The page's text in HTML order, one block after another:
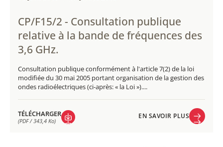
CP/F15/2 - Consultation publique
relative à la bande de fréquences des
3,6 GHz.
Consultation publique conformément à l'article 7(2) de la loi
modifiée du 30 mai 2005 portant organisation de la gestion des
ondes radioélectriques (ci-après: « la Loi »)....
TÉLÉCHARGER
(PDF / 343,4 Ko)
EN SAVOIR PLUS